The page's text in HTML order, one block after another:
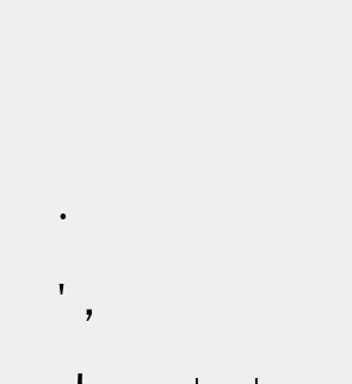
,..:.:.:_
/:.／
. /:./(__
:.:.:|／
'，